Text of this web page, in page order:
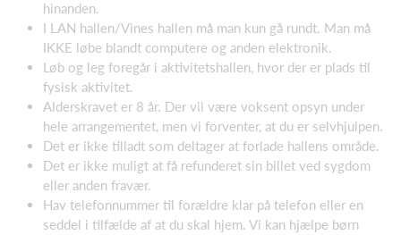
hinanden.
I LAN hallen/Vines hallen må man kun gå rundt. Man må
IKKE løbe blandt computere og anden elektronik.
Løb og leg foregår i aktivitetshallen, hvor der er plads til
fysisk aktivitet.
Alderskravet er 8 år. Der vil være voksent opsyn under
hele arrangementet, men vi forventer, at du er selvhjulpen.
Det er ikke tilladt som deltager at forlade hallens område.
Det er ikke muligt at få refunderet sin billet ved sygdom
eller anden fravær.
Hav telefonnummer til forældre klar på telefon eller en
seddel i tilfælde af at du skal hjem. Vi kan hjælpe børn